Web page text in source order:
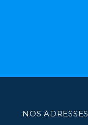
NOS ADRESSES